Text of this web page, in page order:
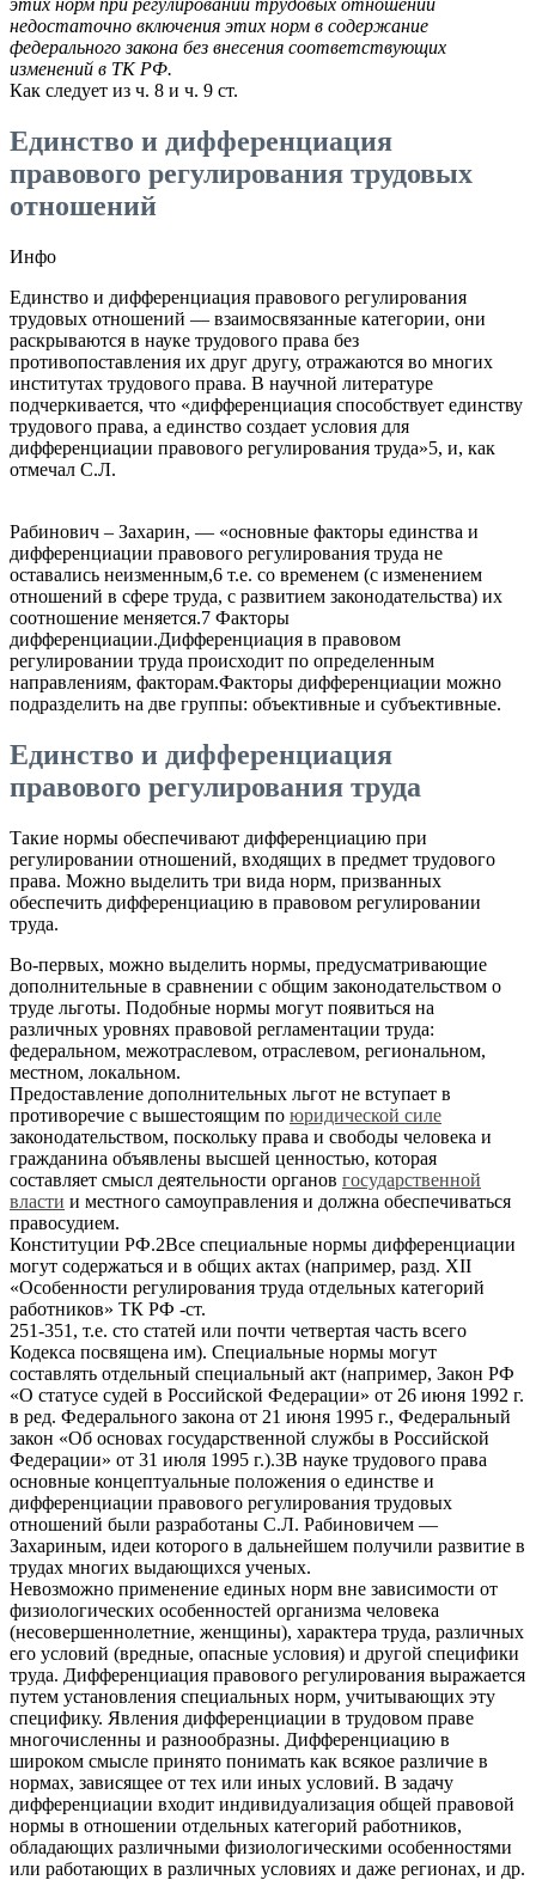
этих норм при регулировании трудовых отношений
недостаточно включения этих норм в содержание
федерального закона без внесения соответствующих
изменений в ТК РФ.
Как следует из ч. 8 и ч. 9 ст.
Единство и дифференциация
правового регулирования трудовых
отношений
Инфо
Единство и дифференциация правового регулирования
трудовых отношений — взаимосвязанные категории, они
раскрываются в науке трудового права без
противопоставления их друг другу, отражаются во многих
институтах трудового права. В научной литературе
подчеркивается, что «дифференциация способствует единству
трудового права, а единство создает условия для
дифференциации правового регулирования труда»5, и, как
отмечал С.Л.
Рабинович – Захарин, — «основные факторы единства и
дифференциации правового регулирования труда не
оставались неизменным,6 т.е. со временем (с изменением
отношений в сфере труда, с развитием законодательства) их
соотношение меняется.7 Факторы
дифференциации.Дифференциация в правовом
регулировании труда происходит по определенным
направлениям, факторам.Факторы дифференциации можно
подразделить на две группы: объективные и субъективные.
Единство и дифференциация
правового регулирования труда
Такие нормы обеспечивают дифференциацию при
регулировании отношений, входящих в предмет трудового
права. Можно выделить три вида норм, призванных
обеспечить дифференциацию в правовом регулировании
труда.
Во-первых, можно выделить нормы, предусматривающие
дополнительные в сравнении с общим законодательством о
труде льготы. Подобные нормы могут появиться на
различных уровнях правовой регламентации труда:
федеральном, межотраслевом, отраслевом, региональном,
местном, локальном.
Предоставление дополнительных льгот не вступает в
противоречие с вышестоящим по юридической силе
законодательством, поскольку права и свободы человека и
гражданина объявлены высшей ценностью, которая
составляет смысл деятельности органов государственной
власти и местного самоуправления и должна обеспечиваться
правосудием.
Конституции РФ.2Все специальные нормы дифференциации
могут содержаться и в общих актах (например, разд. XII
«Особенности регулирования труда отдельных категорий
работников» ТК РФ -ст.
251-351, т.е. сто статей или почти четвертая часть всего
Кодекса посвящена им). Специальные нормы могут
составлять отдельный специальный акт (например, Закон РФ
«О статусе судей в Российской Федерации» от 26 июня 1992 г.
в ред. Федерального закона от 21 июня 1995 г., Федеральный
закон «Об основах государственной службы в Российской
Федерации» от 31 июля 1995 г.).3В науке трудового права
основные концептуальные положения о единстве и
дифференциации правового регулирования трудовых
отношений были разработаны С.Л. Рабиновичем —
Захариным, идеи которого в дальнейшем получили развитие в
трудах многих выдающихся ученых.
Невозможно применение единых норм вне зависимости от
физиологических особенностей организма человека
(несовершеннолетние, женщины), характера труда, различных
его условий (вредные, опасные условия) и другой специфики
труда. Дифференциация правового регулирования выражается
путем установления специальных норм, учитывающих эту
специфику. Явления дифференциации в трудовом праве
многочисленны и разнообразны. Дифференциацию в
широком смысле принято понимать как всякое различие в
нормах, зависящее от тех или иных условий. В задачу
дифференциации входит индивидуализация общей правовой
нормы в отношении отдельных категорий работников,
обладающих различными физиологическими особенностями
или работающих в различных условиях и даже регионах, и др.